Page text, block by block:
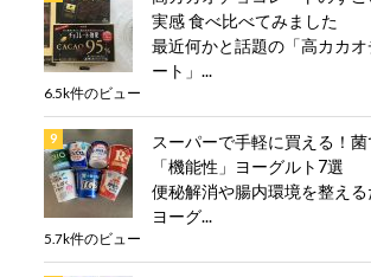
実感 食べ比べてみました
最近何かと話題の「高カカ
ート」...
6.5k件のビュー
スーパーで手軽に買える！
「機能性」ヨーグルト7選
便秘解消や腸内環境を整える
ヨーグ...
5.7k件のビュー